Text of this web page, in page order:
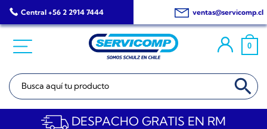
Saltar
al
Central +56 2 2914 7444 ventas@servicomp.cl
0
Buscar: BOTÓN DE
DESPACHO GRATIS EN RM